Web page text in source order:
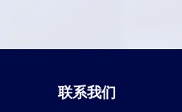
联系我们